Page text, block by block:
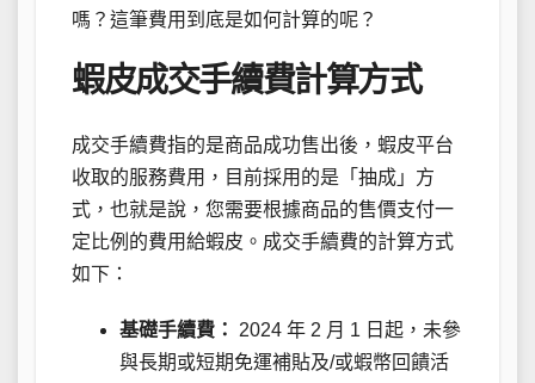
嗎？這筆費用到底是如何計算的呢？
蝦皮成交手續費計算方式
成交手續費指的是商品成功售出後，蝦皮平台
收取的服務費用，目前採用的是「抽成」方
式，也就是說，您需要根據商品的售價支付一
定比例的費用給蝦皮。成交手續費的計算方式
如下：
基礎手續費：
2024 年 2 月 1 日起，未參
與長期或短期免運補貼及/或蝦幣回饋活